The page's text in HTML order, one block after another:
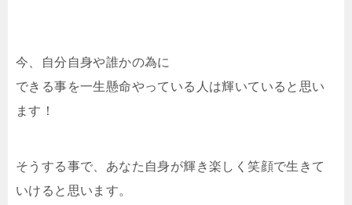
今、自分自身や誰かの為に
できる事を一生懸命やっている人は輝いていると思い
ます！
そうする事で、あなた自身が輝き楽しく笑顔で生きて
いけると思います。